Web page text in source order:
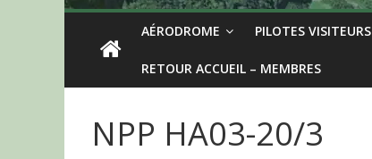
AÉRODROME PILOTES VISITEURS
RETOUR ACCUEIL – MEMBRES
NPP HA03-20/3